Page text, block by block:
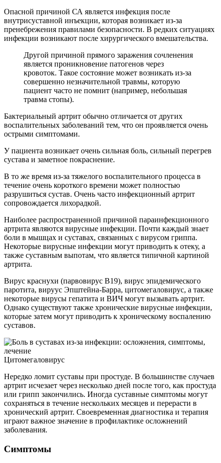
Опасной причиной СА является инфекция после
внутрисуставной инъекции, которая возникает из-за
пренебрежения правилами безопасности. В редких ситуациях
инфекции возникают после хирургического вмешательства.
Другой причиной прямого заражения сочленения
является проникновение патогенов через
кровоток. Такое состояние может возникать из-за
совершенно незначительной травмы, которую
пациент часто не помнит (например, небольшая
травма стопы).
Бактериальный артрит обычно отличается от других
воспалительных заболеваний тем, что он проявляется очень
острыми симптомами.
У пациента возникает очень сильная боль, сильный перегрев
сустава и заметное покраснение.
В то же время из-за тяжелого воспалительного процесса в
течение очень короткого времени может полностью
разрушиться сустав. Очень часто инфекционный артрит
сопровождается лихорадкой.
Наиболее распространенной причиной параинфекционного
артрита являются вирусные инфекции. Почти каждый знает
боли в мышцах и суставах, связанных с вирусом гриппа.
Некоторые вирусные инфекции могут приводить к отеку, а
также суставным выпотам, что является типичной картиной
артрита.
Вирус краснухи (парвовирус B19), вирус эпидемического
паротита, вируус Эпштейна-Барра, цитомегаловирус, а также
некоторые вирусы гепатита и ВИЧ могут вызывать артрит.
Однако существуют также хронические вирусные инфекции,
которые затем могут приводить к хроническому воспалению
суставов.
Цитомегаловирус
Нередко ломит суставы при простуде. В большинстве случаев
артрит исчезает через несколько дней после того, как простуда
или грипп закончились. Иногда суставные симптомы могут
сохраняться в течение нескольких месяцев и перерасти в
хронический артрит. Своевременная диагностика и терапия
играют важное значение в профилактике осложнений
заболевания.
Симптомы